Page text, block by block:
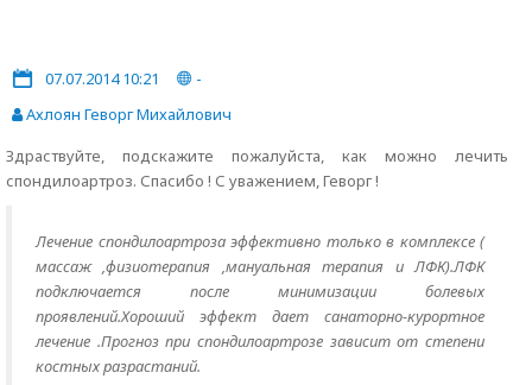
07.07.2014 10:21
-
Ахлоян Геворг Михайлович
Здраствуйте, подскажите пожалуйста, как можно лечить
спондилоартроз. Спасибо ! С уважением, Геворг !
Лечение спондилоартроза эффективно только в комплексе (
массаж ,физиотерапия ,мануальная терапия и ЛФК).ЛФК
подключается после минимизации болевых
проявлений.Хороший эффект дает санаторно-курортное
лечение .Прогноз при спондилоартрозе зависит от степени
костных разрастаний.